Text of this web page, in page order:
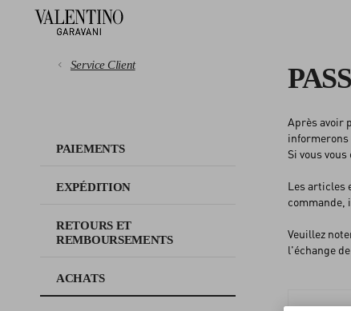
Service Client
PAIEMENTS
EXPÉDITION
RETOURS ET
REMBOURSEMENTS
ACHATS
REMBOURSEMENTS
ACHATS
Après avoir
informerons
Si vous
Les articles
commande,
Veuillez
l'échange